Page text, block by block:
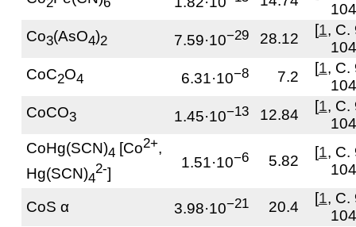
Co3(AsO4)2 7.59·10−29 28.12
[1, С.
CoC2O4 6.31·10−8 7.2
[1, С.
CoCO3 1.45·10−13 12.84
[1, С.
CoHg(SCN)4 [Co2+,
Hg(SCN)4
2-]
1.51·10−6 5.82
[1, С.
CoS α 3.98·10−21 20.4
[1, С.